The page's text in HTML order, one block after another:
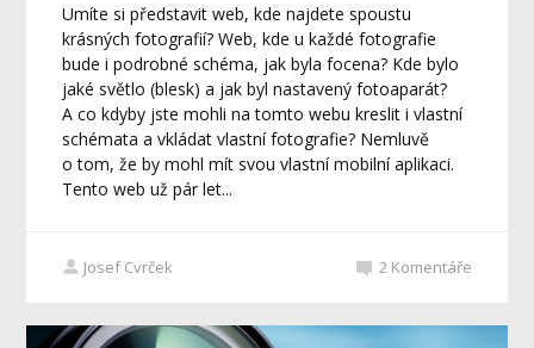
Umíte si představit web, kde najdete spoustu
krásných fotografií? Web, kde u každé fotografie
bude i podrobné schéma, jak byla focena? Kde bylo
jaké světlo (blesk) a jak byl nastavený fotoaparát?
A co kdyby jste mohli na tomto webu kreslit i vlastní
schémata a vkládat vlastní fotografie? Nemluvě
o tom, že by mohl mít svou vlastní mobilní aplikaci.
Tento web už pár let...
Josef Cvrček 2 Komentáře